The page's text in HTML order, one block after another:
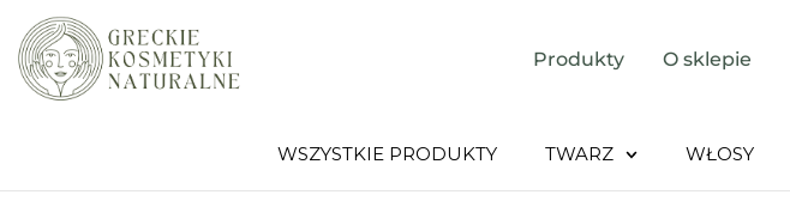
Produkty O sklepie
WSZYSTKIE PRODUKTY TWARZ WŁOSY